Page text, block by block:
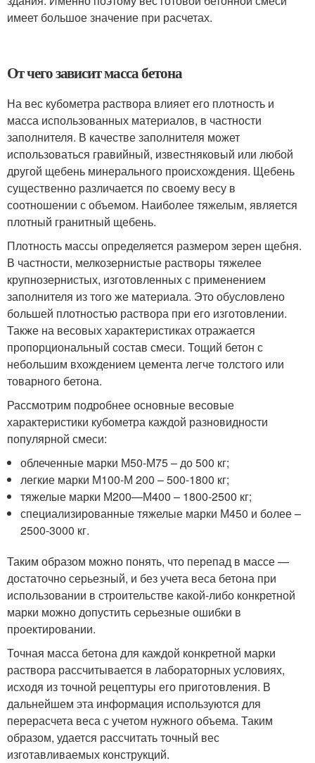
имеет большое значение при расчетах.
От чего зависит масса бетона
На вес кубометра раствора влияет его плотность и
масса использованных материалов, в частности
заполнителя. В качестве заполнителя может
использоваться гравийный, известняковый или любой
другой щебень минерального происхождения. Щебень
существенно различается по своему весу в
соотношении с объемом. Наиболее тяжелым, является
плотный гранитный щебень.
Плотность массы определяется размером зерен щебня.
В частности, мелкозернистые растворы тяжелее
крупнозернистых, изготовленных с применением
заполнителя из того же материала. Это обусловлено
большей плотностью раствора при его изготовлении.
Также на весовых характеристиках отражается
пропорциональный состав смеси. Тощий бетон с
небольшим вхождением цемента легче толстого или
товарного бетона.
Рассмотрим подробнее основные весовые
характеристики кубометра каждой разновидности
популярной смеси:
облеченные марки М50-М75 – до 500 кг;
легкие марки М100-М 200 – 500-1800 кг;
тяжелые марки М200—М400 – 1800-2500 кг;
специализированные тяжелые марки М450 и более –
2500-3000 кг.
Таким образом можно понять, что перепад в массе —
достаточно серьезный, и без учета веса бетона при
использовании в строительстве какой-либо конкретной
марки можно допустить серьезные ошибки в
проектировании.
Точная масса бетона для каждой конкретной марки
раствора рассчитывается в лабораторных условиях,
исходя из точной рецептуры его приготовления. В
дальнейшем эта информация используются для
перерасчета веса с учетом нужного объема. Таким
образом, удается рассчитать точный вес
изготавливаемых конструкций.